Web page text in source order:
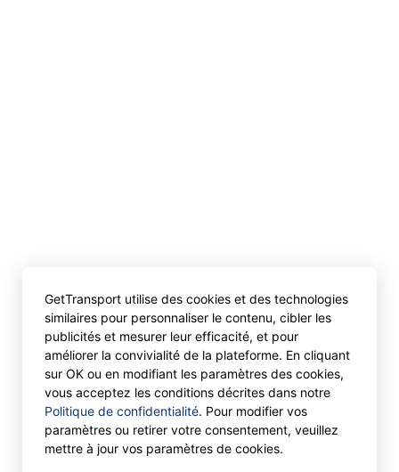
GetTransport utilise des cookies et des technologies
similaires pour personnaliser le contenu, cibler les
publicités et mesurer leur efficacité, et pour
améliorer la convivialité de la plateforme. En cliquant
sur OK ou en modifiant les paramètres des cookies,
vous acceptez les conditions décrites dans notre
Politique de confidentialité. Pour modifier vos
paramètres ou retirer votre consentement, veuillez
mettre à jour vos paramètres de cookies.